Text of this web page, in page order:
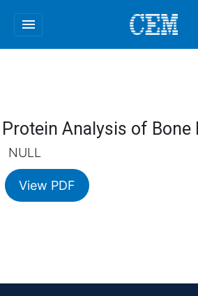
menu
Protein Analysis of Bone
NULL
View PDF